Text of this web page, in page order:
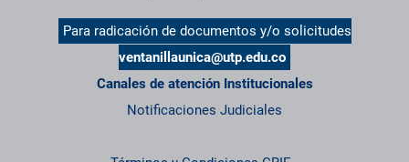
Para radicación de documentos y/o solicitudes
ventanillaunica@utp.edu.co
Canales de atención Institucionales
Notificaciones Judiciales